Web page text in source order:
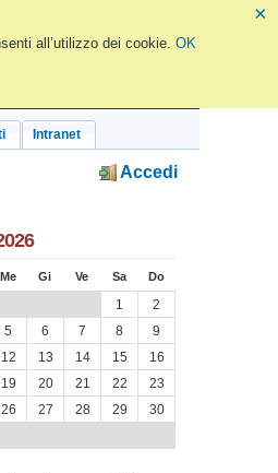
×
all’utilizzo dei cookie. OK
Intranet
Accedi
Me Gi Ve Sa Do
1
2
5 6 7 8
9
12 13 14 15
16
19 20 21 22
23
26 27 28 29
30